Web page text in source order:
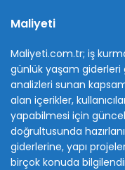
Maliyeti
Maliyeti.com.tr; iş
günlük yaşam
analizleri sunan
alan içerikler,
yapabilmesi için
doğrultusunda
giderlerine, yapı
birçok konuda